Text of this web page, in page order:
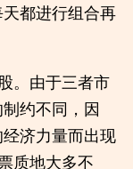
都进行组合再
。由于三者市
约不同，因
济力量而出现
质地大多不